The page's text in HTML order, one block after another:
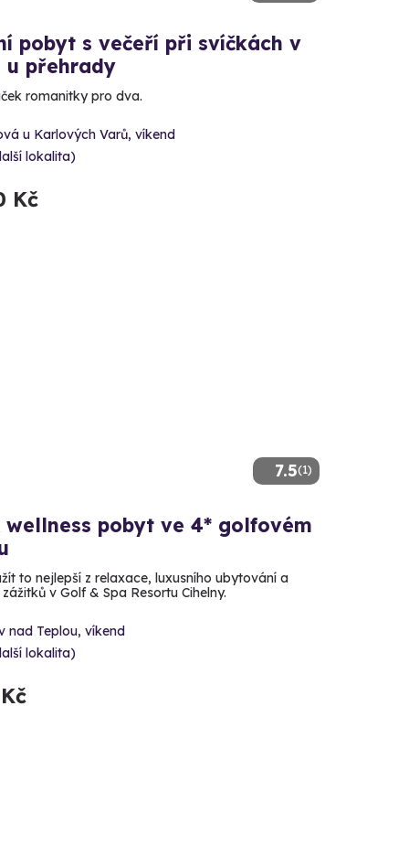
pobyt s večeří při svíčkách v
u přehrady
romanitky pro dva.
u Karlových Varů, víkend
lokalita)
Kč
7.5(1)
wellness pobyt ve 4* golfovém
to nejlepší z relaxace, luxusního ubytování a
v Golf & Spa Resortu Cihelny.
nad Teplou, víkend
lokalita)